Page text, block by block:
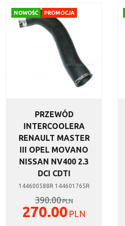
NOWOŚĆ PROMOCJA
PRZEWÓD
INTERCOOLERA
RENAULT MASTER
III OPEL MOVANO
NISSAN NV400 2.3
DCI CDTI
144600588R 144601765R
390.00PLN
270.00 PLN